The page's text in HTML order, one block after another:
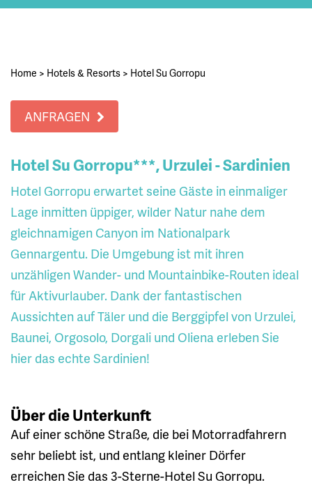
Home > Hotels & Resorts > Hotel Su Gorropu
ANFRAGEN
Hotel Su Gorropu***, Urzulei - Sardinien
Hotel Gorropu erwartet seine Gäste in einmaliger
Lage inmitten üppiger, wilder Natur nahe dem
gleichnamigen Canyon im Nationalpark
Gennargentu. Die Umgebung ist mit ihren
unzähligen Wander- und Mountainbike-Routen ideal
für Aktivurlauber. Dank der fantastischen
Aussichten auf Täler und die Berggipfel von Urzulei,
Baunei, Orgosolo, Dorgali und Oliena erleben Sie
hier das echte Sardinien!
Über die Unterkunft
Auf einer schöne Straße, die bei Motorradfahrern
sehr beliebt ist, und entlang kleiner Dörfer
erreichen Sie das 3-Sterne-Hotel Su Gorropu.